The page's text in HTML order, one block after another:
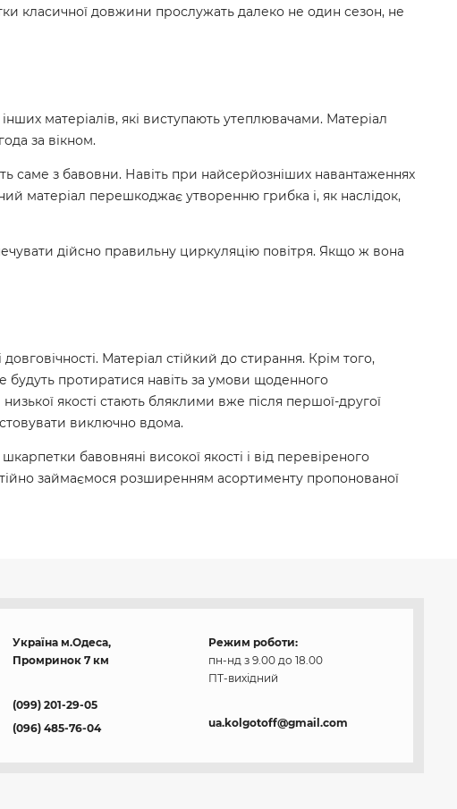
класичної довжини прослужать далеко не один сезон, не
матеріалів, які виступають утеплювачами. Матеріал
за вікном.
саме з бавовни. Навіть при найсерйозніших навантаженнях
матеріал перешкоджає утворенню грибка і, як наслідок,
дійсно правильну циркуляцію повітря. Якщо ж вона
Матеріал стійкий до стирання. Крім того,
будуть протиратися навіть за умови щоденного
якості стають бляклими вже після першої-другої
виключно вдома.
бавовняні високої якості і від перевіреного
займаємося розширенням асортименту пропонованої
Україна м.Одеса,
Промринок 7 км
(099) 201-29-05
(096) 485-76-04
Режим роботи:
пн-нд з 9.00 до 18.00
ПТ-вихідний
ua.kolgotoff@gmail.com